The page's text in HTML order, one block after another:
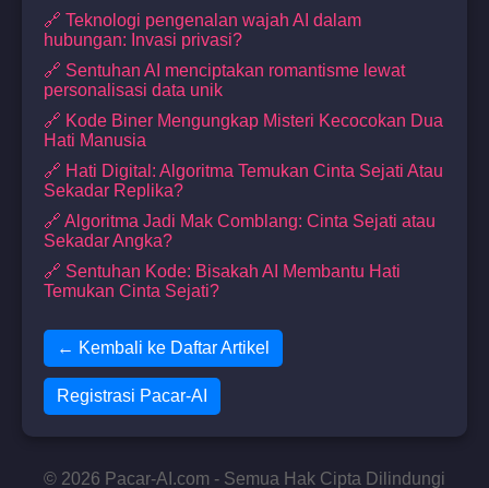
🔗 Teknologi pengenalan wajah AI dalam
hubungan: Invasi privasi?
🔗 Sentuhan AI menciptakan romantisme lewat
personalisasi data unik
🔗 Kode Biner Mengungkap Misteri Kecocokan Dua
Hati Manusia
🔗 Hati Digital: Algoritma Temukan Cinta Sejati Atau
Sekadar Replika?
🔗 Algoritma Jadi Mak Comblang: Cinta Sejati atau
Sekadar Angka?
🔗 Sentuhan Kode: Bisakah AI Membantu Hati
Temukan Cinta Sejati?
← Kembali ke Daftar Artikel
Registrasi Pacar-AI
© 2026 Pacar-AI.com - Semua Hak Cipta Dilindungi